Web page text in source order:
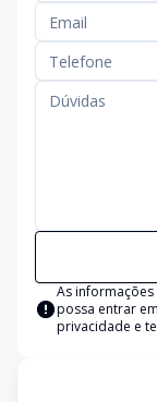
As
possa entrar
privacidade e